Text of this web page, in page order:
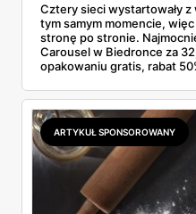
Cztery sieci wystartowały
tym samym momencie, więc
stronę po stronie.
Carousel w Biedronce za
opakowaniu gratis, rabat
2,99 zł za kilogram, ale
odpowiada masłem za 2,99
najwięcej wyciśniesz z
do Aldi.
ARTYKUŁ SPONSOROWANY